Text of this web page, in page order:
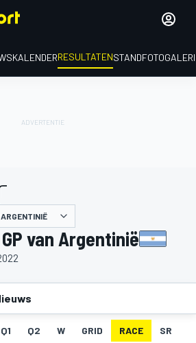
KALENDERRESULTATENSTAND
ARGENTINIË
van Argentinië
Q1 Q2 W GRID RACE SR